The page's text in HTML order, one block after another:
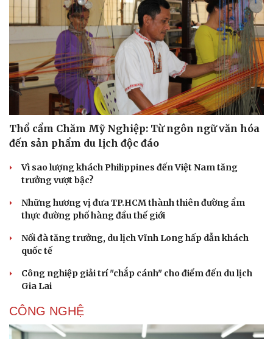
Thể thao
Lịch thi đấu bóng đá
Thế giới thể thao
eSports
Hậu trường
Ô tô - Xe máy
Xe máy
Thổ cẩm Chăm Mỹ Nghiệp: Từ ngôn ngữ văn hóa
đến sản phẩm du lịch độc đáo
Vì sao lượng khách Philippines đến Việt Nam tăng
trưởng vượt bậc?
Những hương vị đưa TP.HCM thành thiên đường ẩm
thực đường phố hàng đầu thế giới
Nối đà tăng trưởng, du lịch Vĩnh Long hấp dẫn khách
quốc tế
Công nghiệp giải trí "chắp cánh" cho điểm đến du lịch
Gia Lai
CÔNG NGHỆ